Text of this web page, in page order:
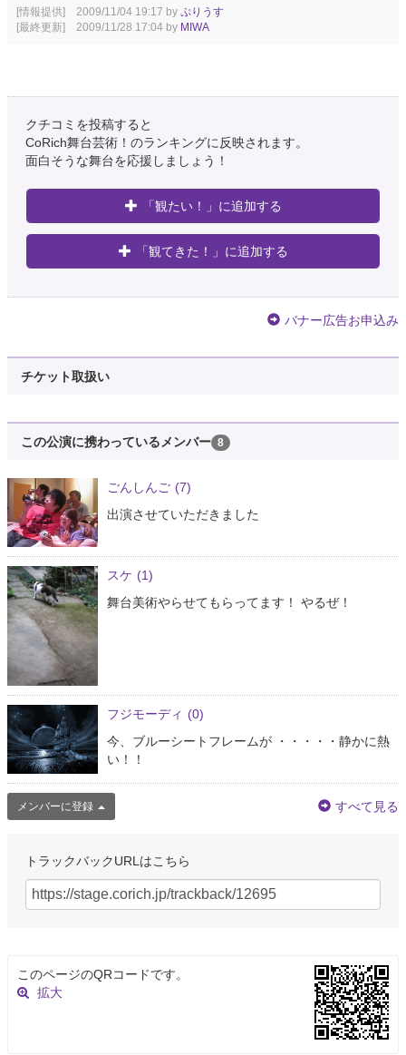
[情報提供] 2009/11/04 19:17 by ぷりうす
[最終更新] 2009/11/28 17:04 by MIWA
クチコミを投稿すると
CoRich舞台芸術！のランキングに反映されます。
面白そうな舞台を応援しましょう！
「観たい！」に追加する
「観てきた！」に追加する
バナー広告お申込み
チケット取扱い
この公演に携わっているメンバー 8
ごんしんご (7)
出演させていただきました
スケ (1)
舞台美術やらせてもらってます！ やるぜ！
フジモーディ (0)
今、ブルーシートフレームが ・・・・・静かに熱
い！！
メンバーに登録 すべて見る
トラックバックURLはこちら
このページのQRコードです。
拡大